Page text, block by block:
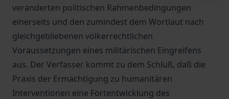
veränderten politischen Rahmenbedingungen
einerseits und den zumindest dem Wortlaut nach
gleichgebliebenen völkerrechtlichen
Voraussetzungen eines militärischen Eingreifens
aus. Der Verfasser kommt zu dem Schluß, daß die
Praxis der Ermächtigung zu humanitären
Interventionen eine Fortentwicklung des